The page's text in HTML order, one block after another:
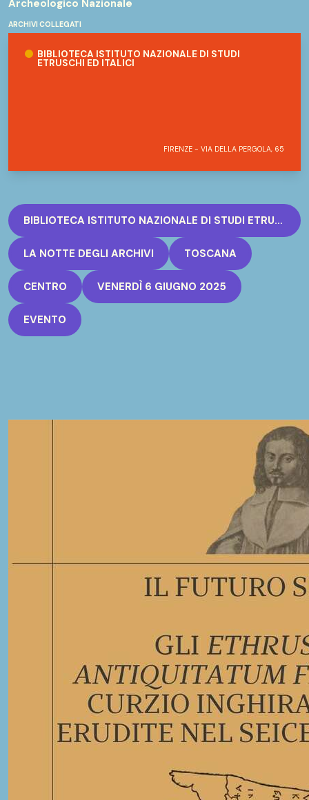
Archeologico Nazionale
ARCHIVI COLLEGATI
BIBLIOTECA ISTITUTO NAZIONALE DI STUDI
ETRUSCHI ED ITALICI
FIRENZE - VIA DELLA PERGOLA, 65
BIBLIOTECA ISTITUTO NAZIONALE DI STUDI ETRUSCHI ED ITALICI
LA NOTTE DEGLI ARCHIVI TOSCANA
CENTRO VENERDÌ 6 GIUGNO 2025
EVENTO